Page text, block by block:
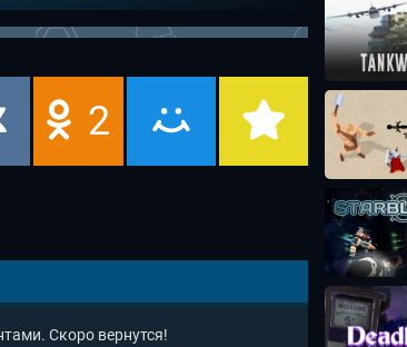
2
Скоро вернутся!